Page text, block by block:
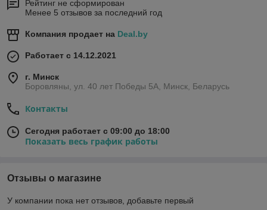
Рейтинг не сформирован
Менее 5 отзывов за последний год
Компания продает на Deal.by
Работает с 14.12.2021
г. Минск
Боровляны, ул. 40 лет Победы 5A, Минск, Беларусь
Контакты
Сегодня работает с 09:00 до 18:00
Показать весь график работы
Отзывы о магазине
У компании пока нет отзывов, добавьте первый